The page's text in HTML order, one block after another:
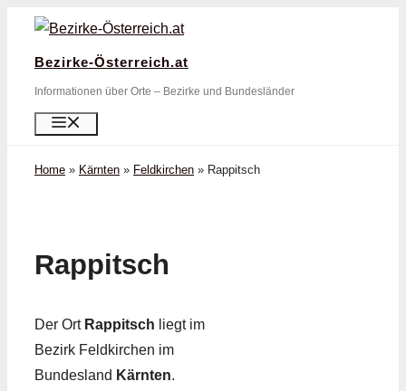
Zum
springen
Bezirke-Österreich.at
Informationen über Orte – Bezirke und Bundesländer
Home » Kärnten » Feldkirchen » Rappitsch
Rappitsch
Der Ort Rappitsch liegt im
Bezirk Feldkirchen im
Bundesland Kärnten.